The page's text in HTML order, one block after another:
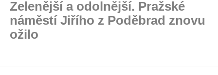
Zelenější a odolnější. Pražské
náměstí Jiřího z Poděbrad znovu
ožilo